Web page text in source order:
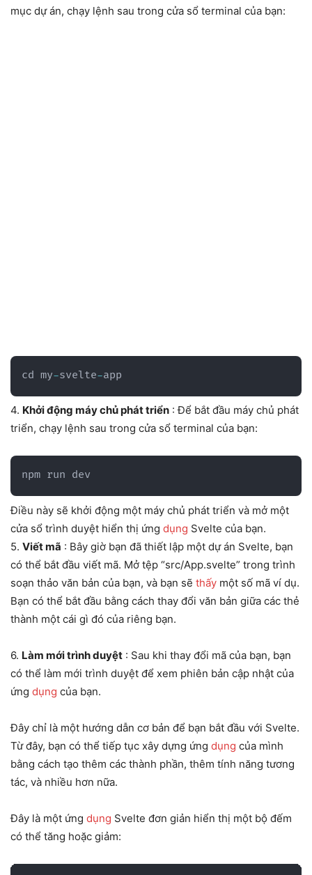
mục dự án, chạy lệnh sau trong cửa sổ terminal của bạn:
cd my-svelte-app
4. Khởi động máy chủ phát triển : Để bắt đầu máy chủ phát
triển, chạy lệnh sau trong cửa sổ terminal của bạn:
npm run dev
Điều này sẽ khởi động một máy chủ phát triển và mở một
cửa sổ trình duyệt hiển thị ứng dụng Svelte của bạn.
5. Viết mã : Bây giờ bạn đã thiết lập một dự án Svelte, bạn
có thể bắt đầu viết mã. Mở tệp “src/App.svelte” trong trình
soạn thảo văn bản của bạn, và bạn sẽ thấy một số mã ví dụ.
Bạn có thể bắt đầu bằng cách thay đổi văn bản giữa các thẻ
thành một cái gì đó của riêng bạn.
6. Làm mới trình duyệt : Sau khi thay đổi mã của bạn, bạn
có thể làm mới trình duyệt để xem phiên bản cập nhật của
ứng dụng của bạn.
Đây chỉ là một hướng dẫn cơ bản để bạn bắt đầu với Svelte.
Từ đây, bạn có thể tiếp tục xây dựng ứng dụng của mình
bằng cách tạo thêm các thành phần, thêm tính năng tương
tác, và nhiều hơn nữa.
Đây là một ứng dụng Svelte đơn giản hiển thị một bộ đếm
có thể tăng hoặc giảm: